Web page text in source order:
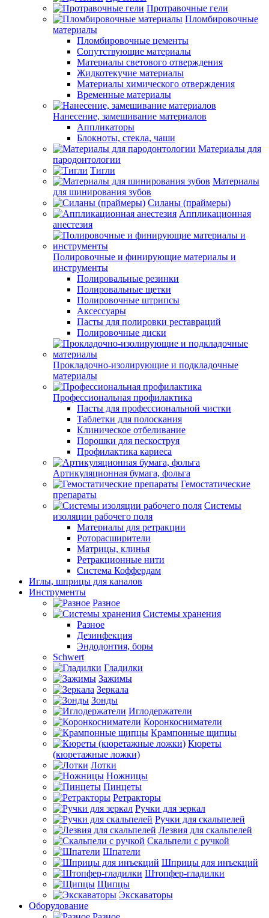
Протравочные гели
Пломбировочные
материалы
Пломбировочные цементы
Сопутствующие материалы
Материалы светового отверждения
Жидкотекучие материалы
Материалы химического отверждения
Временные материалы
Нанесение, замешивание материалов
Аппликаторы
Блокноты, стекла, чаши
Материалы для
пародонтологии
Тигли
Материалы
для шинирования зубов
Силаны (праймеры)
Аппликационная
анестезия
Полировочные и финирующие материалы и
инструменты
Полировальные резинки
Полировальные щетки
Полировочные штрипсы
Аксессуары
Пасты для полировки реставраций
Полировочные диски
Прокладочно-изолирующие и подкладочные
материалы
Профессиональная профилактика
Пасты для профессиональной чистки
Таблетки для полоскания
Клиническое отбеливание
Порошки для пескоструя
Профилактика кариеса
Артикуляционная бумага, фольга
Гемостатические
препараты
Системы
изоляции рабочего поля
Материалы для ретракции
Роторасширители
Матрицы, клинья
Ретракционные нити
Система Коффердам
Иглы, шприцы для каналов
Инструменты
Разное
Системы хранения
Разное
Дезинфекция
Эндодонтия, боры
Schwert
Гладилки
Зажимы
Зеркала
Зонды
Иглодержатели
Коронкосниматели
Крампонные щипцы
Кюреты
(кюретажные ложки)
Лотки
Ножницы
Пинцеты
Ретракторы
Ручки для зеркал
Ручки для скальпелей
Лезвия для скальпелей
Скальпели с ручкой
Шпатели
Шприцы для инъекций
Штопфер-гладилки
Щипцы
Экскаваторы
Оборудование